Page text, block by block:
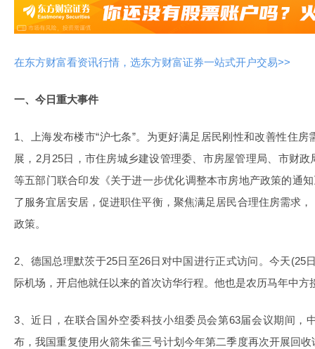
在东方财富看资讯行情，选东方财富证券一站式开户交易>>
一、今日重大事件
1、上海发布楼市“沪七条”。为更好满足居民刚性和改善性住
展，2月25日，市住房城乡建设管理委、市房屋管理局、市财
等五部门联合印发《关于进一步优化调整本市房地产政策的通
了服务宜居安居，促进职住平衡，聚焦满足居民合理住房需求
政策。
2、德国总理默茨于25日至26日对中国进行正式访问。今天(25
际机场，开启他就任以来的首次访华行程。他也是农历马年中方
3、近日，在联合国外空委科技小组委员会第63届会议期间，
布，我国重复使用火箭朱雀三号计划今年第二季度再次开展回